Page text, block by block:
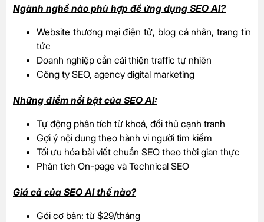
Ngành nghề nào phù hợp để ứng dụng SEO AI?
Website thương mại điện tử, blog cá nhân, trang tin
tức
Doanh nghiệp cần cải thiện traffic tự nhiên
Công ty SEO, agency digital marketing
Những điểm nổi bật của SEO AI:
Tự động phân tích từ khoá, đối thủ cạnh tranh
Gợi ý nội dung theo hành vi người tìm kiếm
Tối ưu hóa bài viết chuẩn SEO theo thời gian thực
Phân tích On-page và Technical SEO
Giá cả của SEO AI thế nào?
Gói cơ bản: từ $29/tháng